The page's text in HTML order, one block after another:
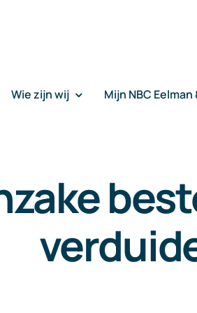
Wie zijn wij Mijn NBC